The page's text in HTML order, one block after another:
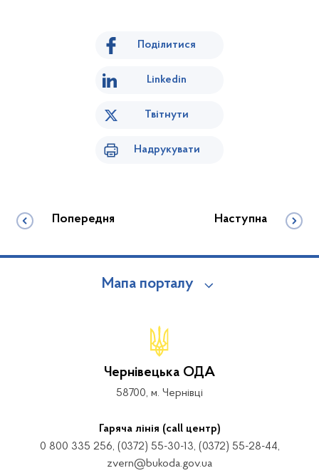
Поділитися
Linkedin
Твітнути
Надрукувати
Попередня Наступна
Мапа порталу
Чернівецька ОДА
58700, м. Чернівці
Гаряча лінія (call центр)
0 800 335 256, (0372) 55-30-13, (0372) 55-28-44,
zvern@bukoda.gov.ua